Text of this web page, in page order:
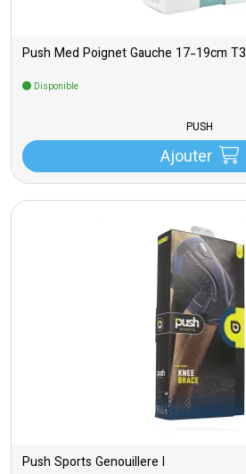
Push Med Poignet Gauche 17-19cm T3
Disponible
PUSH
Ajouter
Push Sports Genouillere l